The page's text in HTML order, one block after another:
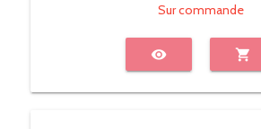
Sur commande
visibility shopping_cart